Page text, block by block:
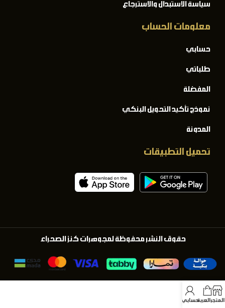
سياسة الاستبدال والاسترجاع
معلومات الحساب
حسابي
طلباتي
المفضلة
نموذج تأكيد التحويل البنكي
المدونة
تحميل التطبيقات
حقوق النشر محفوظة لمجوهرات كنز الصحراء
المتجر العربةحسابي